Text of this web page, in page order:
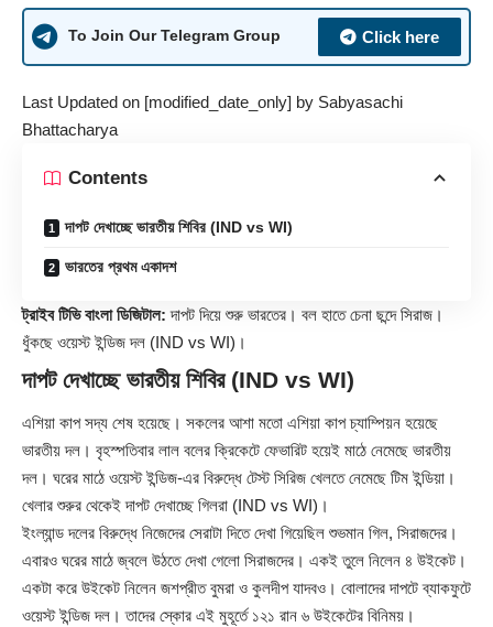
To Join Our Telegram Group Click here
Last Updated on [modified_date_only] by Sabyasachi
Bhattacharya
Contents
দাপট দেখাচ্ছে ভারতীয় শিবির (IND vs WI)
ভারতের প্রথম একাদশ
ট্রাইব টিভি বাংলা ডিজিটাল: দাপট দিয়ে শুরু ভারতের। বল হাতে চেনা ছন্দে সিরাজ।
ধুঁকছে ওয়েস্ট ইন্ডিজ দল (IND vs WI)।
দাপট দেখাচ্ছে ভারতীয় শিবির (IND vs WI)
এশিয়া কাপ সদ্য শেষ হয়েছে। সকলের আশা মতো এশিয়া কাপ চ্যাম্পিয়ন হয়েছে
ভারতীয় দল। বৃহস্পতিবার লাল বলের ক্রিকেটে ফেভারিট হয়েই মাঠে নেমেছে ভারতীয়
দল। ঘরের মাঠে ওয়েস্ট ইন্ডিজ-এর বিরুদ্ধে টেস্ট সিরিজ খেলতে নেমেছে টিম ইন্ডিয়া।
খেলার শুরুর থেকেই দাপট দেখাচ্ছে গিলরা (IND vs WI)।
ইংল্যান্ড দলের বিরুদ্ধে নিজেদের সেরাটা দিতে দেখা গিয়েছিল শুভমান গিল, সিরাজদের।
এবারও ঘরের মাঠে জ্বলে উঠতে দেখা গেলো সিরাজদের। একই তুলে নিলেন ৪ উইকেট।
একটা করে উইকেট নিলেন জশপ্রীত বুমরা ও কুলদীপ যাদবও। বোলাদের দাপটে ব্যাকফুটে
ওয়েস্ট ইন্ডিজ দল। তাদের স্কোর এই মুহূর্তে ১২১ রান ৬ উইকেটের বিনিময়।